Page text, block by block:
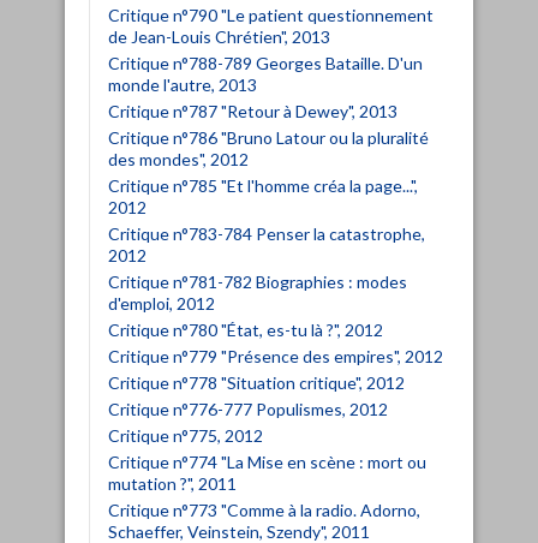
Critique n°790 "Le patient questionnement
de Jean-Louis Chrétien", 2013
Critique n°788-789 Georges Bataille. D'un
monde l'autre, 2013
Critique n°787 "Retour à Dewey", 2013
Critique n°786 "Bruno Latour ou la pluralité
des mondes", 2012
Critique n°785 "Et l'homme créa la page...",
2012
Critique n°783-784 Penser la catastrophe,
2012
Critique n°781-782 Biographies : modes
d'emploi, 2012
Critique n°780 "État, es-tu là ?", 2012
Critique n°779 "Présence des empires", 2012
Critique n°778 "Situation critique", 2012
Critique n°776-777 Populismes, 2012
Critique n°775, 2012
Critique n°774 "La Mise en scène : mort ou
mutation ?", 2011
Critique n°773 "Comme à la radio. Adorno,
Schaeffer, Veinstein, Szendy", 2011